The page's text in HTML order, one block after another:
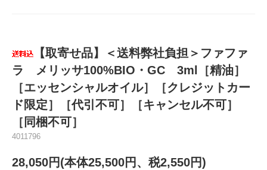
【取寄せ品】＜送料弊社負担＞ファファ
ラ メリッサ100%BIO・GC 3ml［精油］
［エッセンシャルオイル］［クレジットカー
ド限定］［代引不可］［キャンセル不可］
［同梱不可］
4011796
28,050円(本体25,500円、税2,550円)